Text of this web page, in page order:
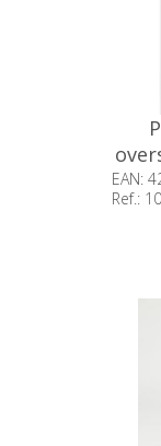
EAN:
Ref.: